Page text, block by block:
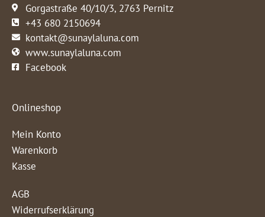
Gorgastraße 40/10/3, 2763 Pernitz
+43 680 2150694
kontakt@sunaylaluna.com
www.sunaylaluna.com
Facebook
Onlineshop
Mein Konto
Warenkorb
Kasse
AGB
Widerrufserklärung